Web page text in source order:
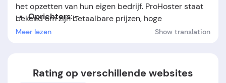
het opzetten van hun eigen bedrijf. ProHoster staat
bekend om zijn betaalbare prijzen, hoge
beveiligingsnormen en betrouwbare
Oprichters: -
Meer lezen Show translation
Rating op verschillende websites